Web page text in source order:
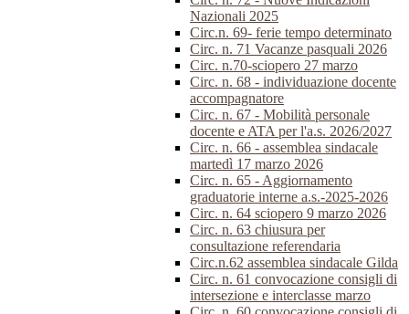
Nazionali 2025
Circ.n. 69- ferie tempo determinato
Circ. n. 71 Vacanze pasquali 2026
Circ. n.70-sciopero 27 marzo
Circ. n. 68 - individuazione docente
accompagnatore
Circ. n. 67 - Mobilità personale
docente e ATA per l'a.s. 2026/2027
Circ. n. 66 - assemblea sindacale
martedì 17 marzo 2026
Circ. n. 65 - Aggiornamento
graduatorie interne a.s.-2025-2026
Circ. n. 64 sciopero 9 marzo 2026
Circ. n. 63 chiusura per
consultazione referendaria
Circ.n.62 assemblea sindacale Gilda
Circ. n. 61 convocazione consigli di
intersezione e interclasse marzo